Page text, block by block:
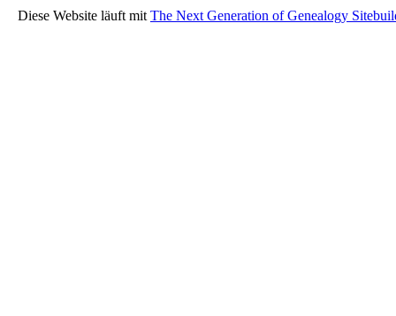
Diese Website läuft mit The Next Generation of Genealogy